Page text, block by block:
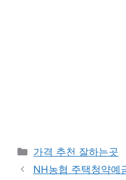
카
테
가격 추천 잘하는곳
NH농협 주택청약예